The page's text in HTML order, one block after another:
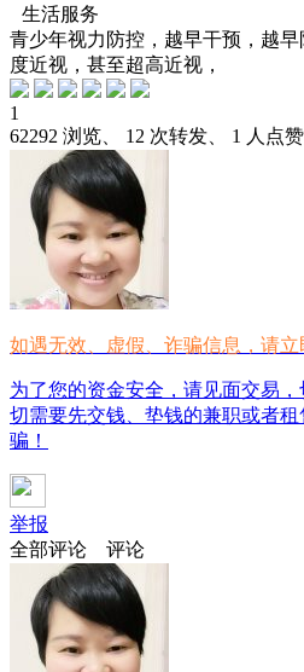
生活服务
青少年视力防控，越早干预，越
度近视，甚至超高近视，
1
62292 浏览、 12 次转发、 1 人点赞
如遇无效、虚假、诈骗信息，请立
为了您的资金安全，请见面交易
切需要先交钱、垫钱的兼职或者
骗！
举报
全部评论
评论